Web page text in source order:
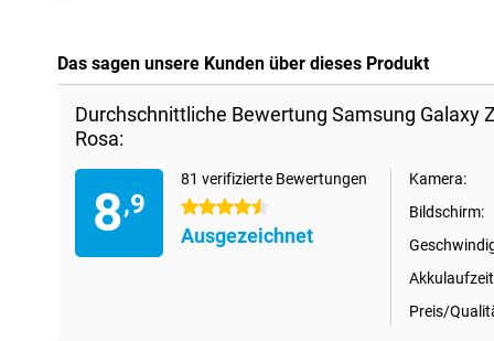
Das sagen unsere Kunden über dieses Produkt
Durchschnittliche Bewertung Samsung Galaxy
Rosa:
8,9
81 verifizierte Bewertungen
4.5 Sterne
Ausgezeichnet
Kamera:
Bildschirm:
Preis/